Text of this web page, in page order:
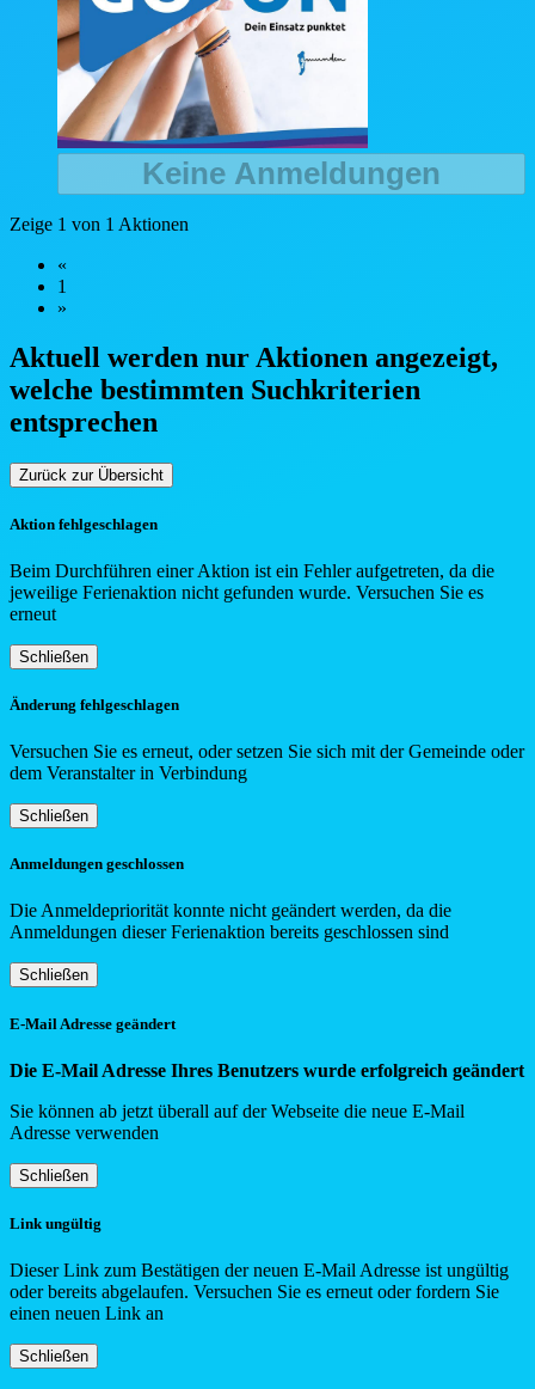
Keine Anmeldungen
Zeige 1 von 1 Aktionen
«
1
»
Aktuell werden nur Aktionen angezeigt,
welche bestimmten Suchkriterien
entsprechen
Zurück zur Übersicht
Aktion fehlgeschlagen
Beim Durchführen einer Aktion ist ein Fehler aufgetreten, da die
jeweilige Ferienaktion nicht gefunden wurde. Versuchen Sie es
erneut
Schließen
Änderung fehlgeschlagen
Versuchen Sie es erneut, oder setzen Sie sich mit der Gemeinde oder
dem Veranstalter in Verbindung
Schließen
Anmeldungen geschlossen
Die Anmeldepriorität konnte nicht geändert werden, da die
Anmeldungen dieser Ferienaktion bereits geschlossen sind
Schließen
E-Mail Adresse geändert
Die E-Mail Adresse Ihres Benutzers wurde erfolgreich geändert
Sie können ab jetzt überall auf der Webseite die neue E-Mail
Adresse verwenden
Schließen
Link ungültig
Dieser Link zum Bestätigen der neuen E-Mail Adresse ist ungültig
oder bereits abgelaufen. Versuchen Sie es erneut oder fordern Sie
einen neuen Link an
Schließen